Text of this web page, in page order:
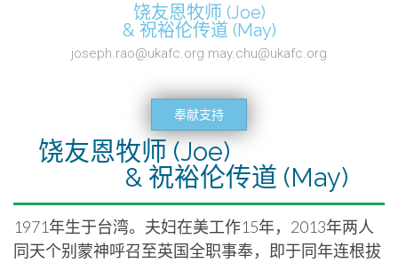
饶友恩牧师 (Joe)
& 祝裕伦传道 (May)
joseph.rao@ukafc.org may.chu@ukafc.org
奉献支持
饶友恩牧师 (Joe)
& 祝裕伦传道 (May)
1971年生于台湾。夫妇在美工作15年，2013年两人
同天个别蒙神呼召至英国全职事奉，即于同年连根拔